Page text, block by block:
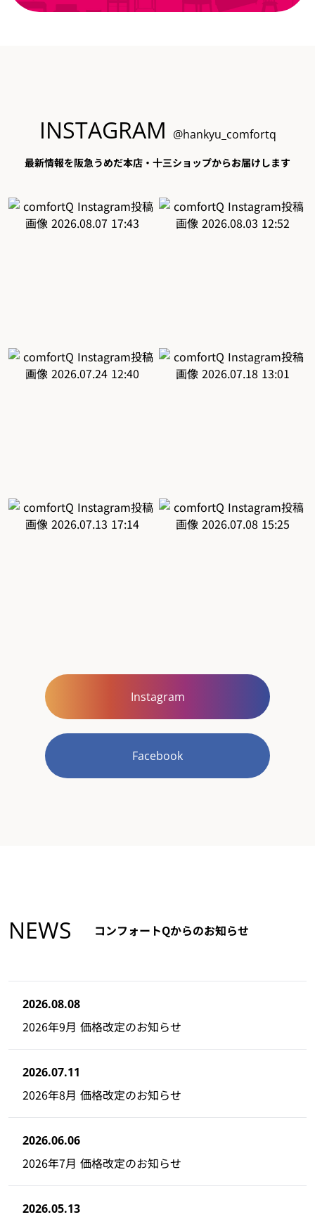
INSTAGRAM @hankyu_comfortq
最新情報を阪急うめだ本店・十三ショップからお届けします
Instagram
Facebook
NEWS コンフォートQからのお知らせ
2026.08.08
2026年9月 価格改定のお知らせ
2026.07.11
2026年8月 価格改定のお知らせ
2026.06.06
2026年7月 価格改定のお知らせ
2026.05.13